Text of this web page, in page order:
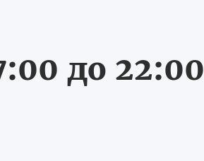
до 22:00